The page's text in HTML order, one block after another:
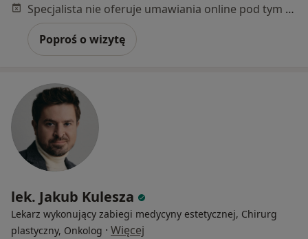
Specjalista nie oferuje umawiania online pod tym adresem.
Poproś o wizytę
lek. Jakub Kulesza
Lekarz wykonujący zabiegi medycyny estetycznej, Chirurg
plastyczny, Onkolog · Więcej